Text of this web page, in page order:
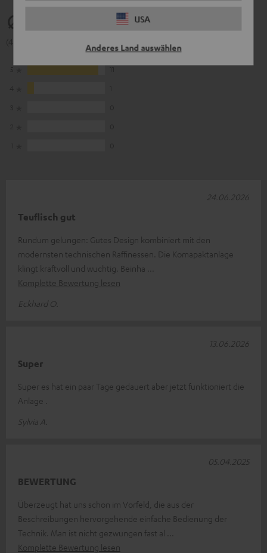
USA
Anderes Land auswählen
(4.92 von 5 bei 12 Bewertungen)
Teuflisch gut
Rundum gelungen: Gutes Design kombiniert mit den
modernsten technischen Raffinessen. Die Komapaktanlage
klingt kraftvoll und wuchtig. Beinha
Komplette Bewertung lesen
Eckhard O.
24.06.2026
Super
Super es hat ein paar Tage gedauert aber jetzt funktioniert die
Anlage .
Sylvia A.
13.06.2026
BEWERTUNG
Überzeugt hat uns schon im Vorfeld, die aus der
Beschreibungen hervorgehende einfache Bedienung der
Technik. Man ist nicht gezwungen fast al
Komplette Bewertung lesen
05.04.2025